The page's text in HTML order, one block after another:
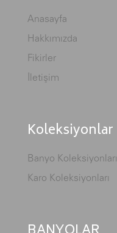
Anasayfa
Hakkımızda
Fikirler
İletişim
Koleksiyonlar
Banyo Koleksiyonları
Karo Koleksiyonları